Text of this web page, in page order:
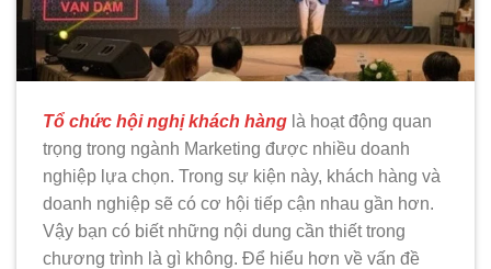
Tổ chức hội nghị khách hàng là hoạt động quan
trọng trong ngành Marketing được nhiều doanh
nghiệp lựa chọn. Trong sự kiện này, khách hàng và
doanh nghiệp sẽ có cơ hội tiếp cận nhau gần hơn.
Vậy bạn có biết những nội dung cần thiết trong
chương trình là gì không. Để hiểu hơn về vấn đề